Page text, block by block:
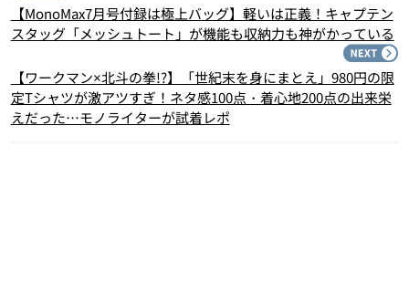
【MonoMax7月号付録は極上バッグ】軽いは正義！キャプテン
スタッグ「メッシュトート」が機能も収納力も神がかっている
【ワークマン×北斗の拳!?】「世紀末を身にまとえ」980円の限
定Tシャツが激アツすぎ！ネタ感100点・着心地200点の出来栄
えだった…モノライターが試着レポ